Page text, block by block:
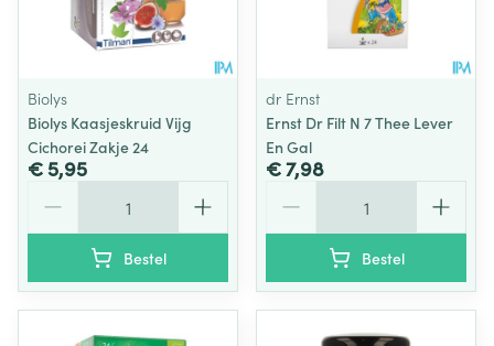
Biolys
Biolys Kaasjeskruid Vijg
Cichorei Zakje 24
€ 5,95
Bestel
dr Ernst
Ernst Dr Filt N 7 Thee Lever
En Gal
€ 7,98
Bestel